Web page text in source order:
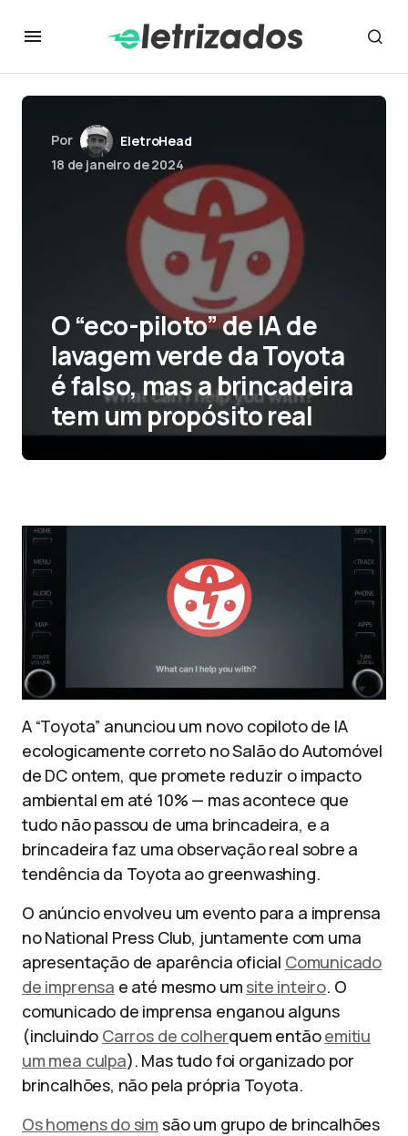
Por
EletroHead
18 de janeiro de 2024
O “eco-piloto” de IA de
lavagem verde da Toyota
é falso, mas a brincadeira
tem um propósito real
A “Toyota” anunciou um novo copiloto de IA
ecologicamente correto no Salão do Automóvel
de DC ontem, que promete reduzir o impacto
ambiental em até 10% — mas acontece que
tudo não passou de uma brincadeira, e a
brincadeira faz uma observação real sobre a
tendência da Toyota ao greenwashing.
O anúncio envolveu um evento para a imprensa
no National Press Club, juntamente com uma
apresentação de aparência oficial Comunicado
de imprensa e até mesmo um site inteiro. O
comunicado de imprensa enganou alguns
(incluindo Carros de colherquem entãoemitiu
um mea culpa). Mas tudo foi organizado por
brincalhões, não pela própria Toyota.
Os homens do sim são um grupo de brincalhões